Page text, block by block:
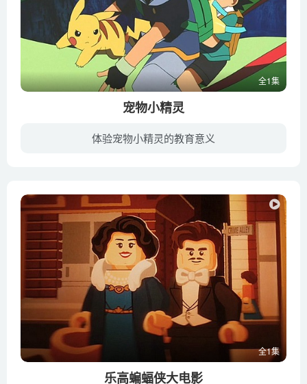
全1集
宠物小精灵
体验宠物小精灵的教育意义
全1集
乐高蝙蝠侠大电影